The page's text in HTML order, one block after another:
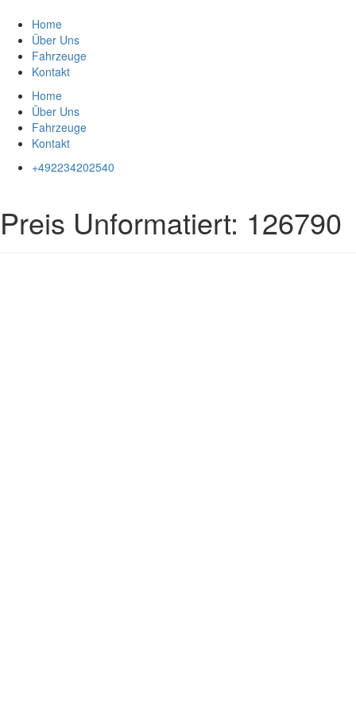
Inhalt
springen
Home
Über Uns
Fahrzeuge
Kontakt
Home
Über Uns
Fahrzeuge
Kontakt
+492234202540
Preis Unformatiert: 126790